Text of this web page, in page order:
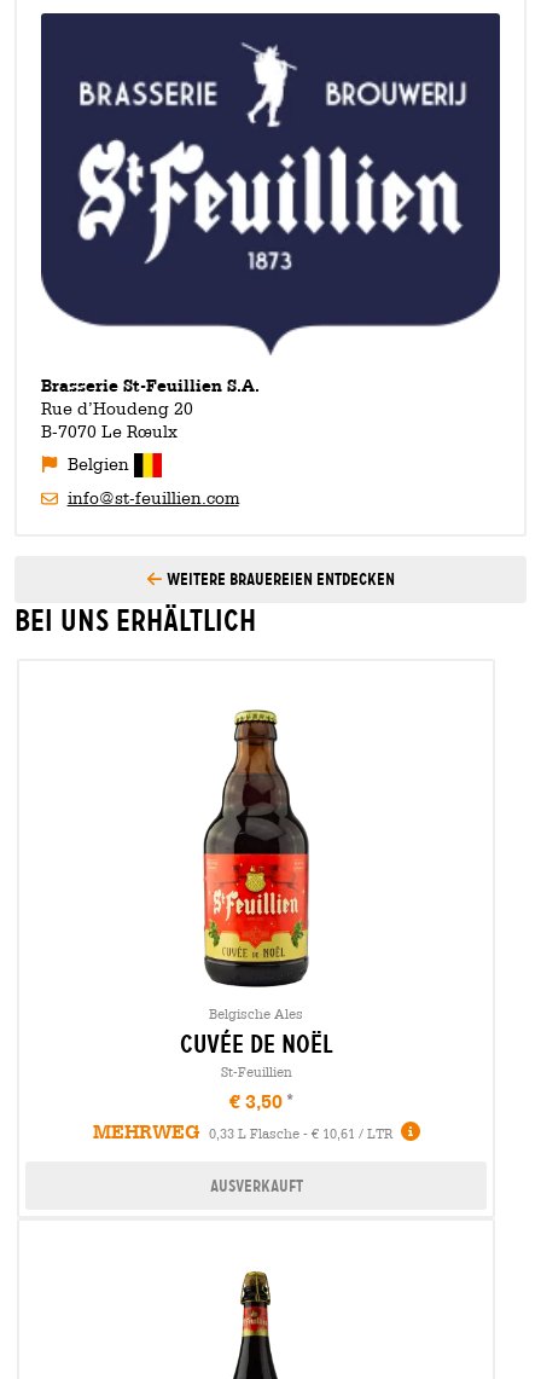
Weihnachtsbier und auch anderen Festivitäten widmet man
Brasserie St-Feuillien S.A.
Rue d’Houdeng 20
B-7070 Le Rœulx
Belgien
info@st-feuillien.com
Weitere Brauereien entdecken
Bei uns erhältlich
Belgische Ales
cuvée de noël
St-Feuillien
€ 3,50
MEHRWEG
0,33 L Flasche - € 10,61 / LTR
Ausverkauft